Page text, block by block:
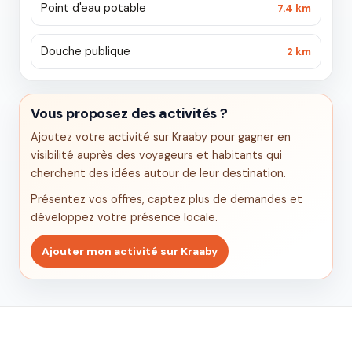
Point d'eau potable 7.4 km
Douche publique 2 km
Vous proposez des activités ?
Ajoutez votre activité sur Kraaby pour gagner en
visibilité auprès des voyageurs et habitants qui
cherchent des idées autour de leur destination.
Présentez vos offres, captez plus de demandes et
développez votre présence locale.
Ajouter mon activité sur Kraaby